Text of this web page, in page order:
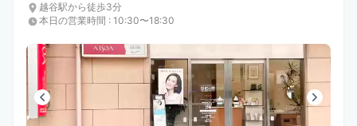
越谷駅から徒歩3分
本日の営業時間 : 10:30〜18:30